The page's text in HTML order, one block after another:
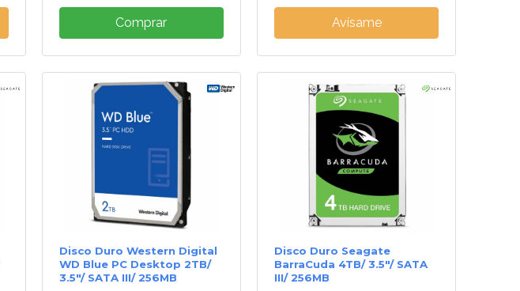
Comprar Avísame
Disco Duro Western Digital
WD Blue PC Desktop 2TB/
3.5"/ SATA III/ 256MB
Disco Duro Seagate
BarraCuda 4TB/ 3.5"/ SATA
III/ 256MB